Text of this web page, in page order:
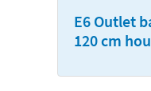
E6 Outlet
120 cm